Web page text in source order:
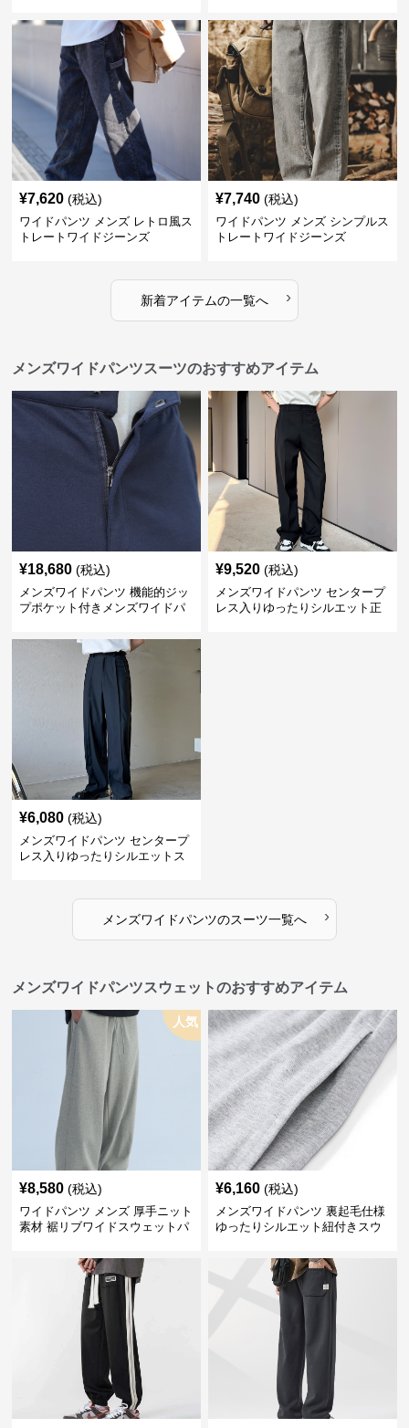
¥7,620 (税込)
ワイドパンツ メンズ レトロ風ス
トレートワイドジーンズ
¥7,740 (税込)
ワイドパンツ メンズ シンプルス
トレートワイドジーンズ
新着アイテムの一覧へ ›
メンズワイドパンツスーツのおすすめアイテム
¥18,680 (税込)
メンズワイドパンツ 機能的ジッ
プポケット付きメンズワイドパ
¥9,520 (税込)
メンズワイドパンツ センタープ
レス入りゆったりシルエット正
¥6,080 (税込)
メンズワイドパンツ センタープ
レス入りゆったりシルエットス
メンズワイドパンツのスーツ一覧へ ›
メンズワイドパンツスウェットのおすすめアイテム
人気
¥8,580 (税込)
ワイドパンツ メンズ 厚手ニット
素材 裾リブワイドスウェットパ
¥6,160 (税込)
メンズワイドパンツ 裏起毛仕様
ゆったりシルエット紐付きスウ